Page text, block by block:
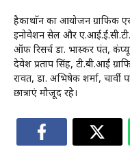
हैकाथाॅन का आयोजन ग्राफिक
इनोवेशन सेल और
ऑफ रिसर्च डा. भास्कर पंत,
देवेश प्रताप सिंह, टी.बी.आई
रावत, डा. अभिषेक शर्मा,
छात्राएं मौजूद रहे।